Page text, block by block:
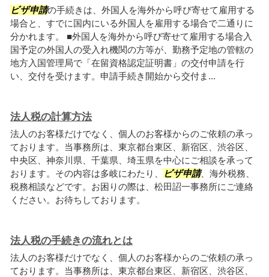
ビザ申請の手続きは、外国人を海外から呼び寄せて雇用する
場合と、すでに国内にいる外国人を雇用する場合で二通りに
分かれます。 ■外国人を海外から呼び寄せて雇用する場合入
国予定の外国人の受入れ機関の方等が、勤務予定地の管轄の
地方入国管理局で「在留資格認定証明書」の交付申請を行
い、交付を受けます。申請手続き開始から交付ま...
法人税の計算方法
法人のお客様だけでなく、個人のお客様からのご依頼の承っ
ております。当事務所は、東京都台東区、新宿区、渋谷区、
中央区、神奈川県、千葉県、埼玉県を中心にご相談を承って
おります。その内容は多岐にわたり、
ビザ申請、海外税務、
税務相談などです。お困りの際は、松田詔一事務所にご連絡
ください。お待ちしております。
法人税の手続きの流れとは
法人のお客様だけでなく、個人のお客様からのご依頼の承っ
ております。当事務所は、東京都台東区、新宿区、渋谷区、